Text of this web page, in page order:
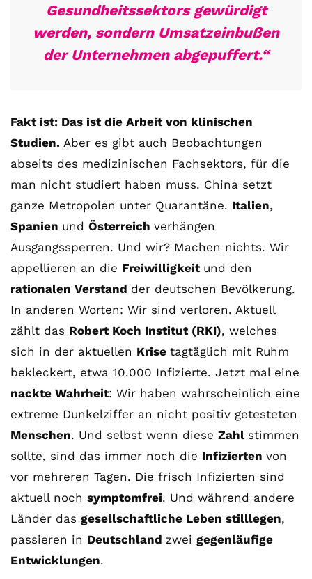
Gesundheitssektors gewürdigt
werden, sondern Umsatzeinbußen
der Unternehmen abgepuffert.“
Fakt ist: Das ist die Arbeit von klinischen
Studien. Aber es gibt auch Beobachtungen
abseits des medizinischen Fachsektors, für die
man nicht studiert haben muss. China setzt
ganze Metropolen unter Quarantäne. Italien,
Spanien und Österreich verhängen
Ausgangssperren. Und wir? Machen nichts. Wir
appellieren an die Freiwilligkeit und den
rationalen Verstand der deutschen Bevölkerung.
In anderen Worten: Wir sind verloren. Aktuell
zählt das Robert Koch Institut (RKI), welches
sich in der aktuellen Krise tagtäglich mit Ruhm
bekleckert, etwa 10.000 Infizierte. Jetzt mal eine
nackte Wahrheit: Wir haben wahrscheinlich eine
extreme Dunkelziffer an nicht positiv getesteten
Menschen. Und selbst wenn diese Zahl stimmen
sollte, sind das immer noch die Infizierten von
vor mehreren Tagen. Die frisch Infizierten sind
aktuell noch symptomfrei. Und während andere
Länder das gesellschaftliche Leben stilllegen,
passieren in Deutschland zwei gegenläufige
Entwicklungen.